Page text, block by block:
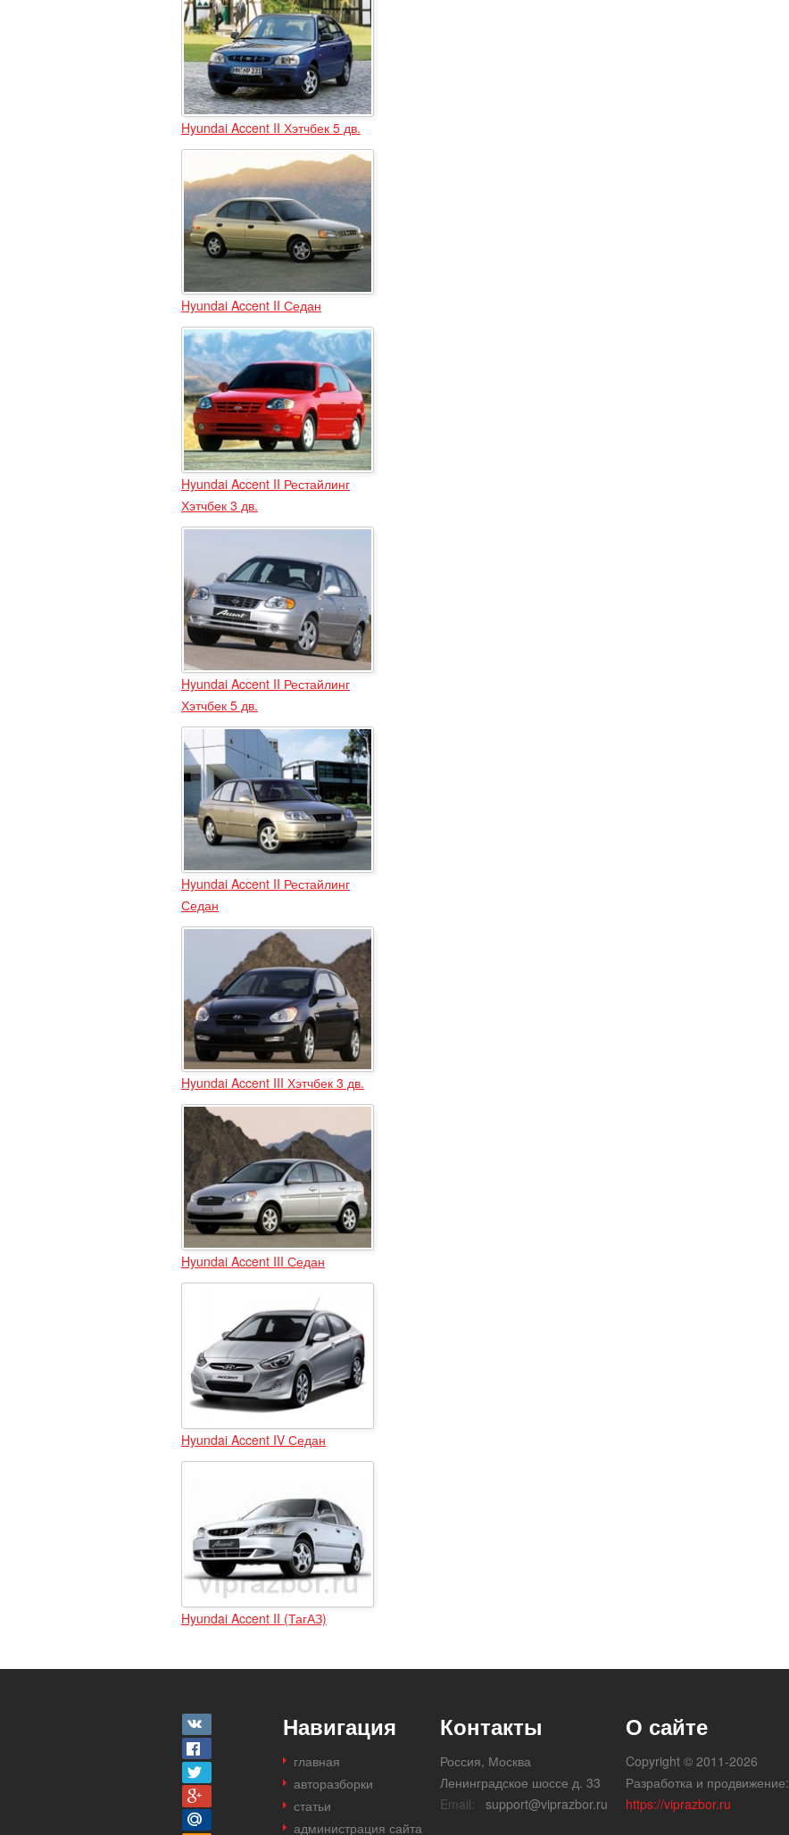
Hyundai Accent II Хэтчбек 5 дв.
Hyundai Accent II Седан
Hyundai Accent II Рестайлинг
Хэтчбек 3 дв.
Hyundai Accent II Рестайлинг
Хэтчбек 5 дв.
Hyundai Accent II Рестайлинг
Седан
Hyundai Accent III Хэтчбек 3 дв.
Hyundai Accent III Седан
Hyundai Accent IV Седан
Hyundai Accent II (ТагАЗ)
Навигация
главная
авторазборки
статьи
администрация сайта
Контакты
Россия, Москва
Ленинградское шоссе д. 33
Email:
support@viprazbor.ru
О сайте
Copyright © 2011-2026
Разработка и продвижение:
https://viprazbor.ru